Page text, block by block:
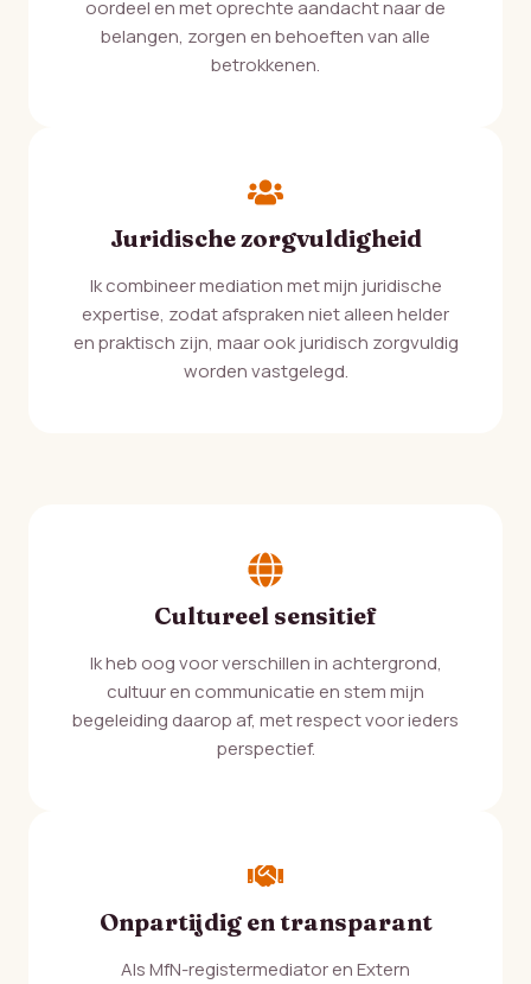
oordeel en met oprechte aandacht naar de
belangen, zorgen en behoeften van alle
betrokkenen.
Juridische zorgvuldigheid
Ik combineer mediation met mijn juridische
expertise, zodat afspraken niet alleen helder
en praktisch zijn, maar ook juridisch zorgvuldig
worden vastgelegd.
Cultureel sensitief
Ik heb oog voor verschillen in achtergrond,
cultuur en communicatie en stem mijn
begeleiding daarop af, met respect voor ieders
perspectief.
Onpartijdig en transparant
Als MfN-registermediator en Extern